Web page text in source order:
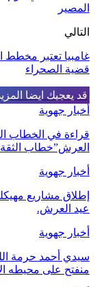
المصير
التالي
غامبيا تعتبر مخطط
قضية الصحراء
قد يعجبك ايضا
أخبار جهوية
العرش”خطاب
أخبار جهوية
إطلاق مشاريع
عيد العرش.
أخبار جهوية
سيدي أحمد حرمة
منفتح على محيطه